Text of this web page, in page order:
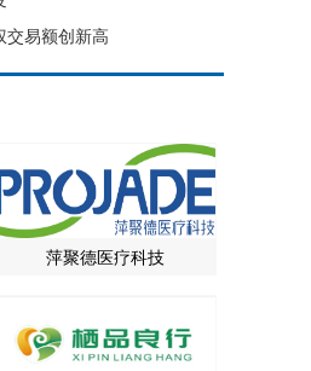
交易额创新高
萍聚德医疗科技